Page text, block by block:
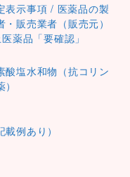
表示事項 / 医薬品の製
販売業者（販売元）
薬品「要確認」
酸塩水和物（抗コリン
例あり）